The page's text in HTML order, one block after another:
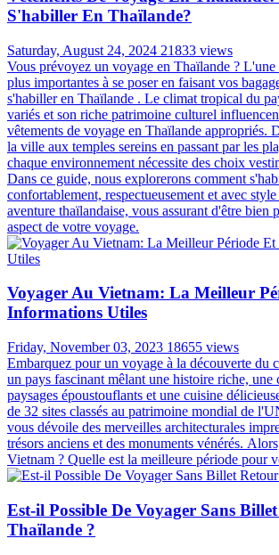
S'habiller En Thaïlande?
Saturday, August 24, 2024 21833 views
Vous prévoyez un voyage en Thaïlande ? L'une
plus importantes à se poser en faisant vos
s'habiller en Thaïlande . Le climat tropical du
variés et son riche patrimoine culturel
vêtements de voyage en Thaïlande appropriés.
la ville aux temples sereins en passant par les
chaque environnement nécessite des choix
Dans ce guide, nous explorerons comment
confortablement, respectueusement et avec
aventure thaïlandaise, vous assurant d'être bien
aspect de votre voyage.
Voyager Au Vietnam: La Meilleur
Informations Utiles
Friday, November 03, 2023 18655 views
Embarquez pour un voyage à la découverte du
un pays fascinant mêlant une histoire riche, une
paysages époustouflants et une cuisine
de 32 sites classés au patrimoine mondial de
vous dévoile des merveilles architecturales
trésors anciens et des monuments vénérés.
Vietnam ? Quelle est la meilleure période pour
Est-il Possible De Voyager Sans
Thaïlande ?